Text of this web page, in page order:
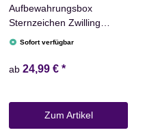
Aufbewahrungsbox
Sternzeichen Zwilling
Name versch. Größen
Sofort verfügbar
ab 24,99 € *
Zum Artikel